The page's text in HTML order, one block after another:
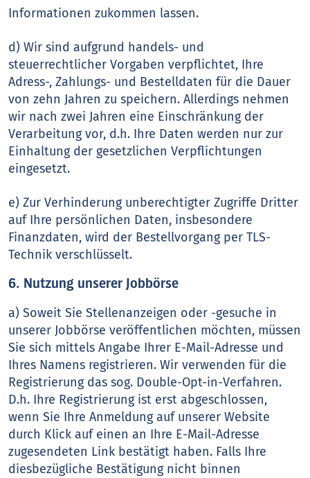
Informationen zukommen lassen.
d) Wir sind aufgrund handels- und
steuerrechtlicher Vorgaben verpflichtet, Ihre
Adress-, Zahlungs- und Bestelldaten für die Dauer
von zehn Jahren zu speichern. Allerdings nehmen
wir nach zwei Jahren eine Einschränkung der
Verarbeitung vor, d.h. Ihre Daten werden nur zur
Einhaltung der gesetzlichen Verpflichtungen
eingesetzt.
e) Zur Verhinderung unberechtigter Zugriffe Dritter
auf Ihre persönlichen Daten, insbesondere
Finanzdaten, wird der Bestellvorgang per TLS-
Technik verschlüsselt.
6. Nutzung unserer Jobbörse
a) Soweit Sie Stellenanzeigen oder -gesuche in
unserer Jobbörse veröffentlichen möchten, müssen
Sie sich mittels Angabe Ihrer E-Mail-Adresse und
Ihres Namens registrieren. Wir verwenden für die
Registrierung das sog. Double-Opt-in-Verfahren.
D.h. Ihre Registrierung ist erst abgeschlossen,
wenn Sie Ihre Anmeldung auf unserer Website
durch Klick auf einen an Ihre E-Mail-Adresse
zugesendeten Link bestätigt haben. Falls Ihre
diesbezügliche Bestätigung nicht binnen